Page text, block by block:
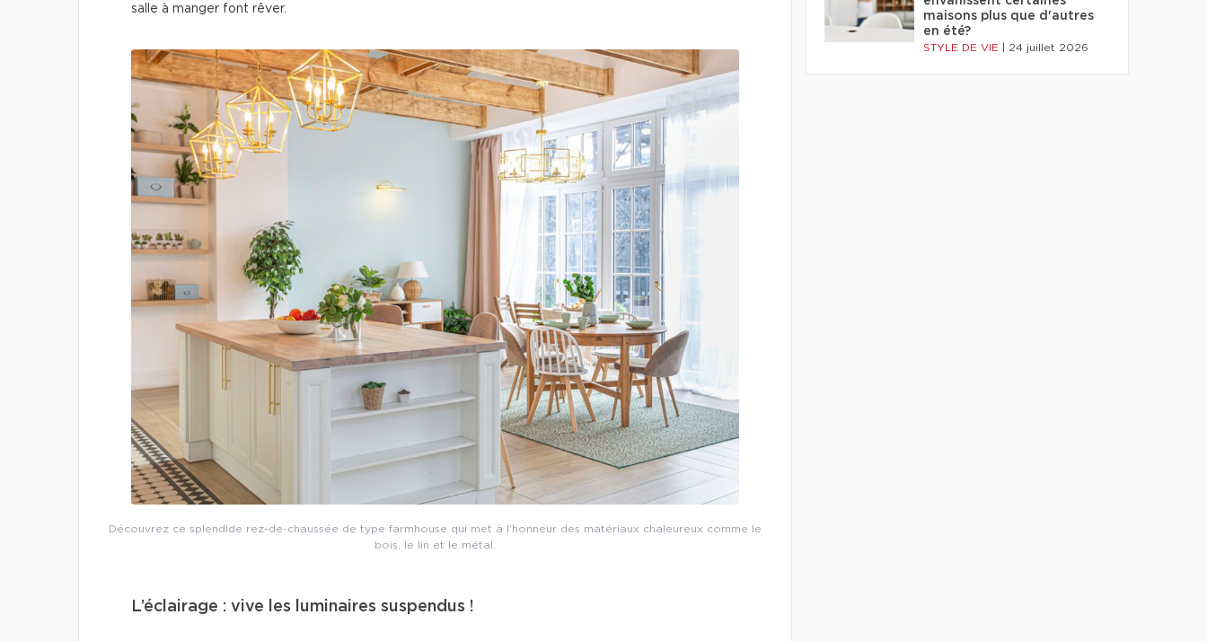
salle à manger font rêver.
Découvrez ce splendide rez-de-chaussée de type farmhouse qui met à l’honneur des matériaux chaleureux comme le
bois, le lin et le métal.
L’éclairage : vive les luminaires suspendus !
maisons plus que d'autres
en été?
STYLE DE VIE 24 juillet 2026